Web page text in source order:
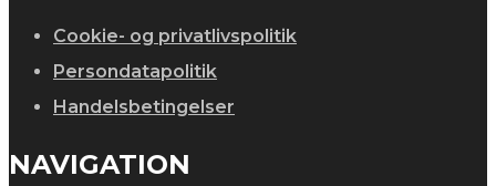
Cookie- og privatlivspolitik
Persondatapolitik
Handelsbetingelser
NAVIGATION